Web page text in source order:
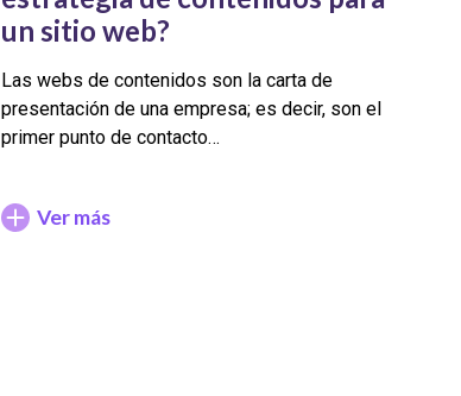
un sitio web?
Las webs de contenidos son la carta de
presentación de una empresa; es decir, son el
primer punto de contacto…
Ver más